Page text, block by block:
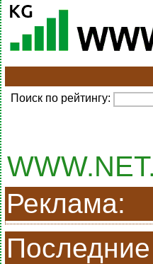
Поиск по рейтингу:
Реклама: